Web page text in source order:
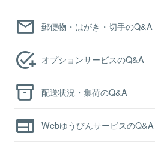
郵便物・はがき・切手のQ&A
オプションサービスのQ&A
配送状況・集荷のQ&A
WebゆうびんサービスのQ&A